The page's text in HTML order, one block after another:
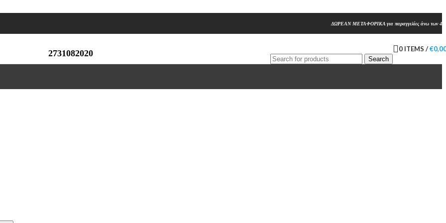
ΔΩΡΕΑΝ ΜΕΤΑΦΟΡΙΚΑ για παραγγελίες άνω των
2731082020
Search
0 ITEMS /€